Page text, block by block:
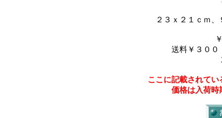
２３ｘ２１ｃｍ
送料￥３００
ここに記載されて
価格は入荷時